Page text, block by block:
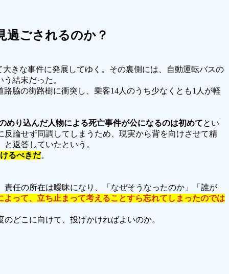
ごされるのか？
きな事件に発展してゆく。その裏側には、自動運転バスの
結末だった。
路脇の街路樹に衝突し、乗客14人のうち少なくとも1人が軽
めり込んだ人物による死亡事件が公になるのは初めてとい
論せず同調してしまうため、現実から背を向けさせて精
返答していたという。
るべきだ。
任の所在は曖昧になり、「なぜそうなったのか」「誰が
って、立ち止まって考えることすら忘れてしまったのでは
どこに向けて、投げかければよいのか。